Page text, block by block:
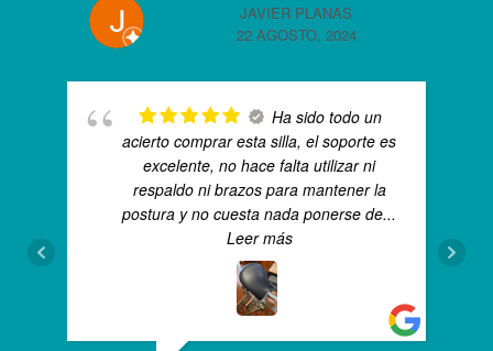
JAVIER PLANAS
22 AGOSTO, 2024
Ha sido todo un
acierto comprar esta silla, el soporte es
excelente, no hace falta utilizar ni
respaldo ni brazos para mantener la
postura y no cuesta nada ponerse de...
Leer más